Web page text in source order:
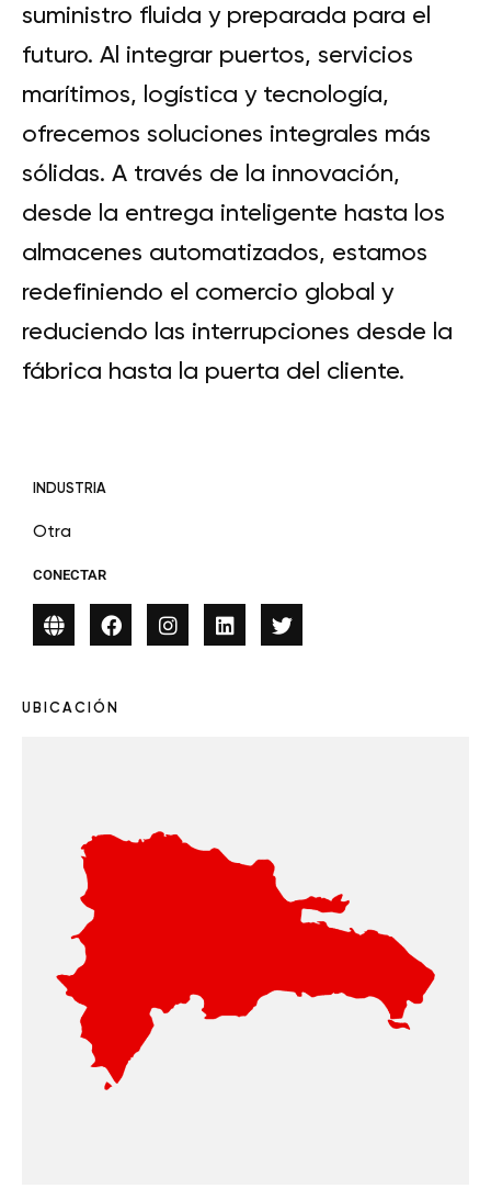
suministro fluida y preparada para el
futuro. Al integrar puertos, servicios
marítimos, logística y tecnología,
ofrecemos soluciones integrales más
sólidas. A través de la innovación,
desde la entrega inteligente hasta los
almacenes automatizados, estamos
redefiniendo el comercio global y
reduciendo las interrupciones desde la
fábrica hasta la puerta del cliente.
INDUSTRIA
Otra
CONECTAR
UBICACIÓN